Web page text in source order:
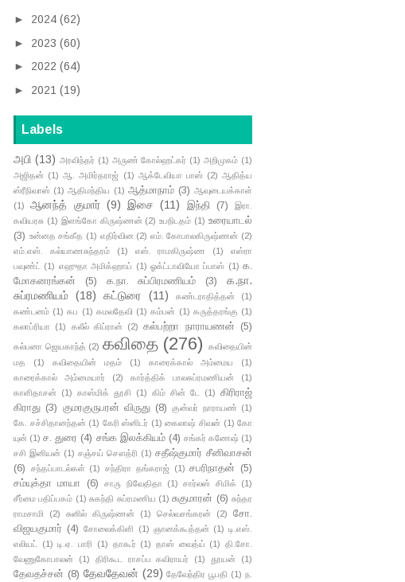
► 2024 (62)
► 2023 (60)
► 2022 (64)
► 2021 (19)
Labels
அபி (13) அரவிந்தர் (1) அருண் கோல்ஹட்கர் (1) அறிமுகம் (1)
அஜிதன் (1) ஆ. அமிர்தராஜ் (1) ஆக்டேவியா பாஸ் (2) ஆதித்ய
ஸ்ரீநிவாஸ் (1) ஆதிமந்திய (1) ஆத்மாநாம் (3) ஆவுடையக்காள்
(1)
ஆனந்த் குமார் (9) இசை (11) இந்தி (7)
இரா.
கவியரசு (1) இளங்கோ கிருஷ்ணன் (2) உபநிடதம் (1) உரையாடல்
(3) உன்னத சங்கீத (1) எதிர்வின (2) எம். கோபாலகிருஷ்ணன் (2)
எம்.எஸ். கல்யாணசுந்தரம்
(1) எஸ். ராமகிருஷ்ண (1)
எஸ்ரா
பவுண்ட்
(1) எஹுதா அமிக்ஹாய் (1) ஓக்ட்டாவியோ ப்பாஸ் (1) க.
மோகனரங்கன்
(5) க.நா. சுப்பிரமணியம் (3)
க.நா.
சுப்ரமணியம் (18) கட்டுரை (11) கண்டராதித்தன்
(1)
கண்டனம் (1) கப (1) கமலதேவி (1) கம்பன் (1) கருத்தரங்கு (1)
கலாப்ரியா
(1) கலீல் கிப்ரான் (2) கல்பற்றா நாராயணன் (5)
கல்பனா ஜெயகாந்த் (2) கவிதை (276)
கவிதையின்
மத
(1) கவிதையின் மதம் (1) காரைக்கால் அம்மைய
(1)
காரைக்கால் அம்மையார்
(2) கார்த்திக் பாலசுப்ரமணியன்
(1)
காளிதாசன்
(1) காஸ்மிக் தூசி (1) கிம் சின் டே (1) கிரிராஜ்
கிராது (3) குமரகுருபரன் விருது (8) குன்வர் நாராயண் (1)
கே. சச்சிதானந்தன் (1) கேரி ஸ்னிடர் (1) கைலாஷ் சிவன் (1) கோ
யுன் (1) ச. துரை (4) சங்க இலக்கியம் (4) சங்கர் கணேஷ் (1)
சசி இனியன் (1) சஞ்சய் சௌத்ரி (1) சதீஷ்குமார் சீனிவாசன்
(6)
சந்தப்பாடல்கள் (1) சந்திரா தங்கராஜ் (1) சபரிநாதன்
(5)
சம்யுக்தா மாயா
(6) சாரு நிவேதிதா (1) சார்லஸ் சிமிக்
(1)
சீர்மை பதிப்பகம் (1) சுகந்தி சுப்ரமணிய (1) சுகுமாரன் (6) சுந்தர
ராமசாமி
(2) சுனில் கிருஷ்ணன் (1) செல்வசங்கரன் (2)
சோ.
விஜயகுமார் (4) சோலைக்கிளி (1) ஞானக்கூத்தன் (1) டி.எஸ்.
எலியட்
(1) டி.ஏ. பாரி (1) தாகூர் (1) தாஸ் வைத்ய் (1) தி.சோ.
வேணுகோபாலன்
(1) திரிகூட ராசப்ப கவிராயர் (1) தூயன் (1)
தேவதச்சன் (8) தேவதேவன் (29) தேவேந்திர பூபதி (1) ந.